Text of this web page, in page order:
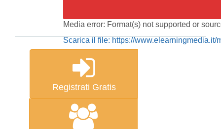
Media error: Format(s) not supported or
Scarica il file: https://
00:00
Registrati Gratis